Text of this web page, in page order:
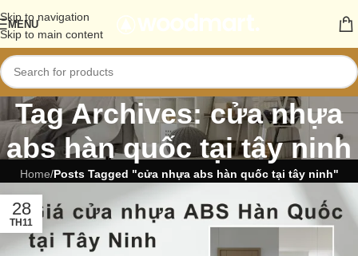
Skip to navigation
Skip to main content
MENU
Tag Archives: cửa nhựa
abs hàn quốc tại tây ninh
Home/Posts Tagged "cửa nhựa abs hàn quốc tại tây ninh"
28
TH11